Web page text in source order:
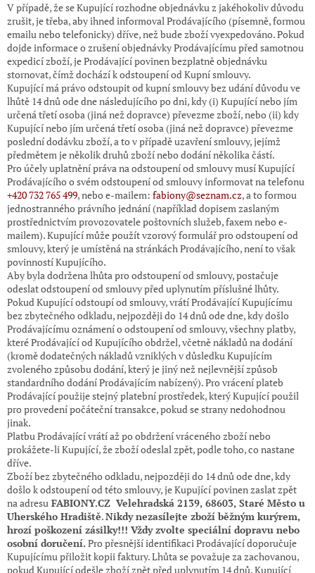
V případě, že se Kupující rozhodne objednávku z jakéhokoliv důvodu
zrušit, je třeba, aby ihned informoval Prodávajícího (písemně, formou
emailu nebo telefonicky) dříve, než bude zboží vyexpedováno. Pokud
dojde informace o zrušení objednávky Prodávajícímu před samotnou
expedicí zboží, je Prodávající povinen bezplatně objednávku
stornovat, čímž dochází k odstoupení od Kupní smlouvy.
Kupující má právo odstoupit od kupní smlouvy bez udání důvodu ve
lhůtě 14 dnů ode dne následujícího po dni, kdy (i) Kupující nebo jím
určená třetí osoba (jiná než dopravce) převezme zboží, nebo (ii) kdy
Kupující nebo jím určená třetí osoba (jiná než dopravce) převezme
poslední dodávku zboží, a to v případě uzavření smlouvy, jejímž
předmětem je několik druhů zboží nebo dodání několika částí.
Pro účely uplatnění práva na odstoupení od smlouvy musí Kupující
Prodávajícího o svém odstoupení od smlouvy informovat na telefonu
+420 732 765 499, nebo e-mailem: fabiony@seznam.cz, a to formou
jednostranného právního jednání (například dopisem zaslaným
prostřednictvím provozovatele poštovních služeb, faxem nebo e-
mailem). Kupující může použít vzorový formulář pro odstoupení od
smlouvy, který je umístěná na stránkách Prodávajícího, není to však
povinností Kupujícího.
Aby byla dodržena lhůta pro odstoupení od smlouvy, postačuje
odeslat odstoupení od smlouvy před uplynutím příslušné lhůty.
Pokud Kupující odstoupí od smlouvy, vrátí Prodávající Kupujícímu
bez zbytečného odkladu, nejpozději do 14 dnů ode dne, kdy došlo
Prodávajícímu oznámení o odstoupení od smlouvy, všechny platby,
které Prodávající od Kupujícího obdržel, včetně nákladů na dodání
(kromě dodatečných nákladů vzniklých v důsledku Kupujícím
zvoleného způsobu dodání, který je jiný než nejlevnější způsob
standardního dodání Prodávajícím nabízený). Pro vrácení plateb
Prodávající použije stejný platební prostředek, který Kupující použil
pro provedení počáteční transakce, pokud se strany nedohodnou
jinak.
Platbu Prodávající vrátí až po obdržení vráceného zboží nebo
prokážete-li Kupující, že zboží odeslal zpět, podle toho, co nastane
dříve.
Zboží bez zbytečného odkladu, nejpozději do 14 dnů ode dne, kdy
došlo k odstoupení od této smlouvy, je Kupující povinen zaslat zpět
na adresu FABIONY.CZ Velehradská 2139, 68603, Staré Město u
Uherského Hradiště.Nikdy nezasílejte zboží běžným kurýrem,
hrozí poškození zásilky!!! Vždy zvolte speciální dopravu nebo
osobní doručení. Pro přesnější identifikaci Prodávající doporučuje
Kupujícímu přiložit kopii faktury. Lhůta se považuje za zachovanou,
pokud Kupující odešle zboží zpět před uplynutím 14 dnů. Kupující